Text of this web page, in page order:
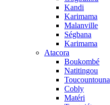
Kandi
Karimama
Malanville
Ségbana
Karimama
Atacora
Boukombé
Natitingou
Toucountouna
Cobly
Matéri